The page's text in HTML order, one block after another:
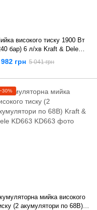
високого тиску 1900 Вт
бар) 6 л/хв Kraft & Dele
грн 5 041 грн
мийка високого
(2 акумулятори по 68В)